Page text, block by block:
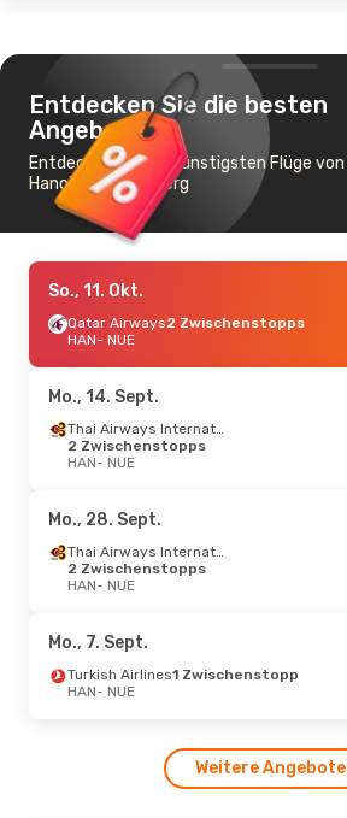
Entdecken Sie die besten
Angebote
Entdecken Sie die günstigsten Flüge von
Hanoi nach Nürnberg
So., 11. Okt.
Qatar Airways2 Zwischenstopps
HAN- NUE
Mo., 14. Sept.
Thai Airways International
2 Zwischenstopps
HAN- NUE
Mo., 28. Sept.
Thai Airways International
2 Zwischenstopps
HAN- NUE
Mo., 7. Sept.
Turkish Airlines1 Zwischenstopp
HAN- NUE
Weitere Angebote